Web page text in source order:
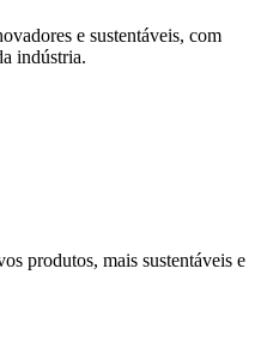
e sustentáveis, com
indústria.
produtos, mais sustentáveis e